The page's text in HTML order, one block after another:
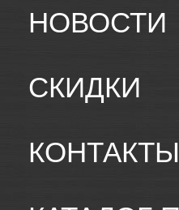
НОВОСТИ
СКИДКИ
КОНТАКТЫ